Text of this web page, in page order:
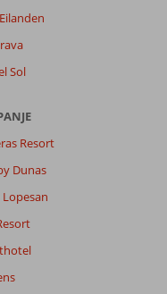
Sol
Resort
Dunas